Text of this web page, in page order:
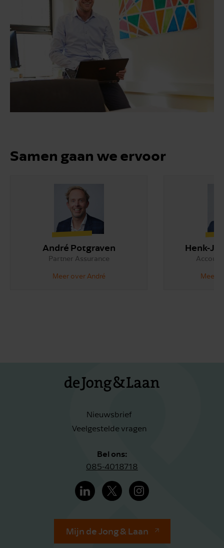
Samen gaan we ervoor
André Potgraven
Partner Assurance
Meer over André
Henk-
Meer
Nieuwsbrief
Veelgestelde vragen
Bel ons:
085-4018718
Mijn de Jong & Laan